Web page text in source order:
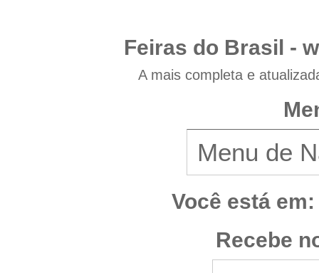
Feiras do Brasil -
A mais completa e
Você está em:
Recebe